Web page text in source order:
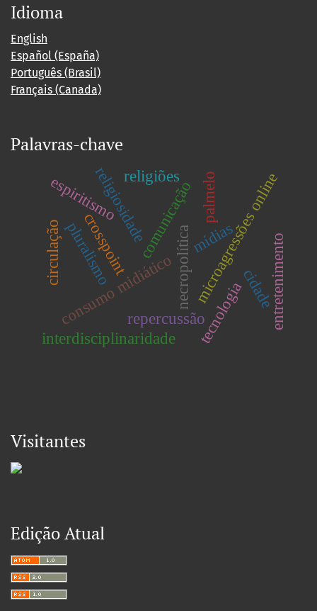
Idioma
English
Español (España)
Português (Brasil)
Français (Canada)
Palavras-chave
consumo midiático
comunicação
necropolítica
repercussão
microagressões online
tecnologia
religiosidade
interdisciplinaridade
crosspoint
pluralismo mídias
religiões palmelo
espiritismo
cidade
circulação entretenimento
Visitantes
Edição Atual